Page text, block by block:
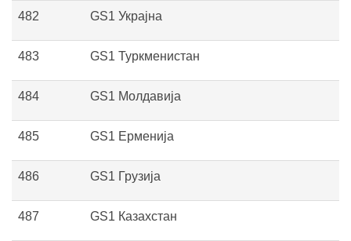
482 GS1 Украјна
483 GS1 Туркменистан
484 GS1 Молдавија
485 GS1 Ерменија
486 GS1 Грузија
487 GS1 Казахстан